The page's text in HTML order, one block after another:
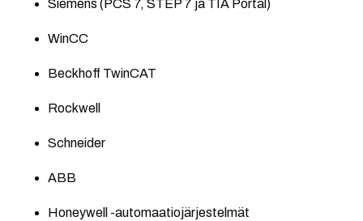
Siemens (PCS 7, STEP 7 ja TIA Portal)
WinCC
Beckhoff TwinCAT
Rockwell
Schneider
ABB
Honeywell -automaatiojärjestelmät